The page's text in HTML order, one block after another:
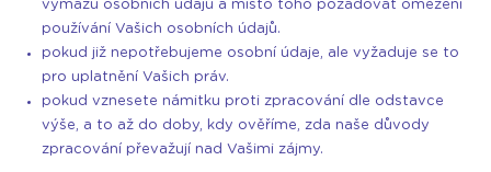
výmazu osobních údajů a místo toho požadovat omezení
používání Vašich osobních údajů.
pokud již nepotřebujeme osobní údaje, ale vyžaduje se to
pro uplatnění Vašich práv.
pokud vznesete námitku proti zpracování dle odstavce
výše, a to až do doby, kdy ověříme, zda naše důvody
zpracování převažují nad Vašimi zájmy.